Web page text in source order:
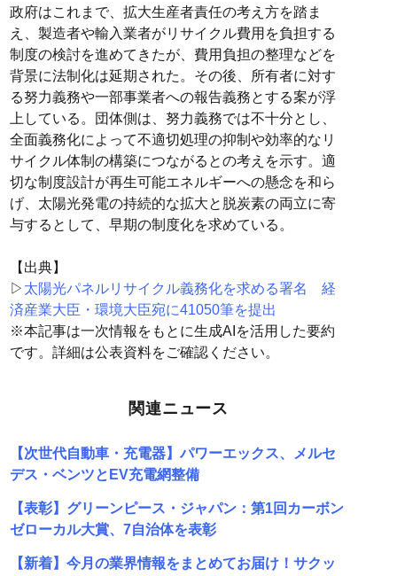
政府はこれまで、拡大生産者責任の考え方を踏ま
え、製造者や輸入業者がリサイクル費用を負担する
制度の検討を進めてきたが、費用負担の整理などを
背景に法制化は延期された。その後、所有者に対す
る努力義務や一部事業者への報告義務とする案が浮
上している。団体側は、努力義務では不十分とし、
全面義務化によって不適切処理の抑制や効率的なリ
サイクル体制の構築につながるとの考えを示す。適
切な制度設計が再生可能エネルギーへの懸念を和ら
げ、太陽光発電の持続的な拡大と脱炭素の両立に寄
与するとして、早期の制度化を求めている。
【出典】
▷ 太陽光パネルリサイクル義務化を求める署名 経
済産業大臣・環境大臣宛に41050筆を提出
※本記事は一次情報をもとに生成AIを活用した要約
です。詳細は公表資料をご確認ください。
関連ニュース
【次世代自動車・充電器】パワーエックス、メルセ
デス・ベンツとEV充電網整備
【表彰】グリーンピース・ジャパン：第1回カーボン
ゼローカル大賞、7自治体を表彰
【新着】今月の業界情報をまとめてお届け！サクッ